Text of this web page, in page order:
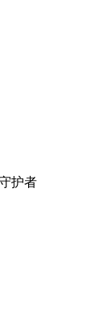
护者